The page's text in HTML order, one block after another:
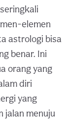
elemen
astrologi bisa
benar. Ini
orang yang
diri
yang
jalan menuju